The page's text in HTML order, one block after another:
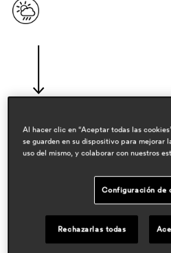
diseñadores
hospitality
Al hacer clic en “Aceptar todas las
se guarden en su dispositivo para mejorar
uso del mismo, y colaborar con nuestros
Configuración de
Rechazarlas todas